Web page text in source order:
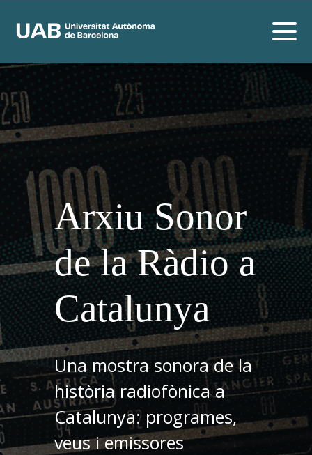
Arxiu Sonor
de la Ràdio a
Catalunya
Una mostra sonora de la
història radiofònica a
Catalunya: programes,
veus i emissores